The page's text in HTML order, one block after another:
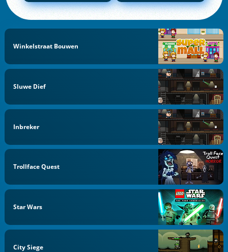
Winkelstraat Bouwen
Sluwe Dief
Inbreker
Trollface Quest
Star Wars
City Siege